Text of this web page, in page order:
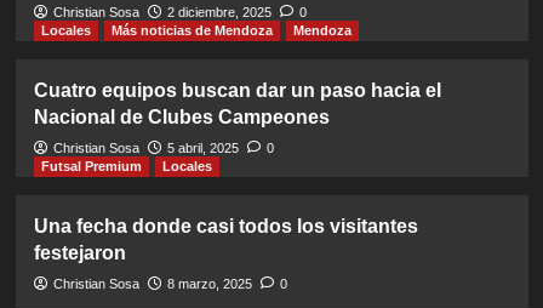
Christian Sosa 2 diciembre, 2025
0
Locales
Más noticias de Mendoza Mendoza
Cuatro equipos buscan dar un paso hacia el
Nacional de Clubes Campeones
Christian Sosa 5 abril, 2025
0
Futsal Premium
Locales
Una fecha donde casi todos los visitantes
festejaron
Christian Sosa 8 marzo, 2025 0